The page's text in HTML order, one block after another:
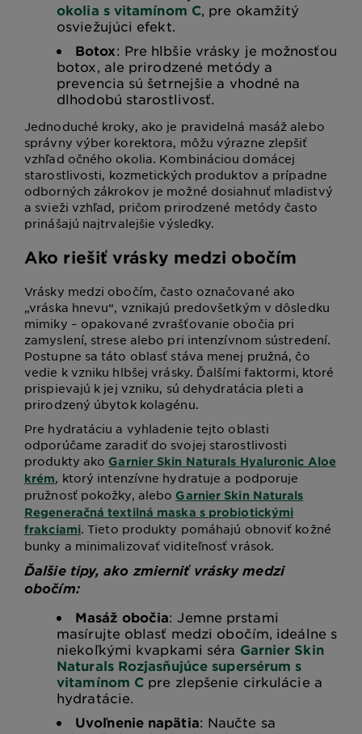
okolia s vitamínom C , pre okamžitý
osviežujúci efekt.
Botox: Pre hlbšie vrásky je možnosťou
botox, ale prirodzené metódy a
prevencia sú šetrnejšie a vhodné na
dlhodobú starostlivosť.
Jednoduché kroky, ako je pravidelná masáž alebo
správny výber korektora, môžu výrazne zlepšiť
vzhľad očného okolia. Kombináciou domácej
starostlivosti, kozmetických produktov a prípadne
odborných zákrokov je možné dosiahnuť mladistvý
a svieži vzhľad, pričom prirodzené metódy často
prinášajú najtrvalejšie výsledky.
Ako riešiť vrásky medzi obočím
Vrásky medzi obočím, často označované ako
„vráska hnevu“, vznikajú predovšetkým v dôsledku
mimiky – opakované zvrašťovanie obočia pri
zamyslení, strese alebo pri intenzívnom sústredení.
Postupne sa táto oblasť stáva menej pružná, čo
vedie k vzniku hlbšej vrásky. Ďalšími faktormi, ktoré
prispievajú k jej vzniku, sú dehydratácia pleti a
prirodzený úbytok kolagénu.
Pre hydratáciu a vyhladenie tejto oblasti
odporúčame zaradiť do svojej starostlivosti
produkty ako Garnier Skin Naturals Hyaluronic Aloe
krém, ktorý intenzívne hydratuje a podporuje
pružnosť pokožky, alebo Garnier Skin Naturals
Regeneračná textilná maska s probiotickými
frakciami. Tieto produkty pomáhajú obnoviť kožné
bunky a minimalizovať viditeľnosť vrások.
Ďalšie tipy, ako zmierniť vrásky medzi
obočím:
Masáž obočia: Jemne prstami
masírujte oblasť medzi obočím, ideálne s
niekoľkými kvapkami séra Garnier Skin
Naturals Rozjasňujúce supersérum s
vitamínom C pre zlepšenie cirkulácie a
hydratácie.
Uvoľnenie napätia: Naučte sa